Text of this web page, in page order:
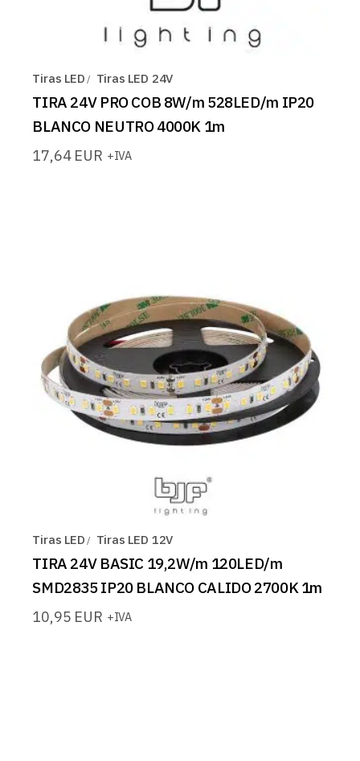
Tiras LED Tiras LED 24V
TIRA 24V PRO COB 8W/m 528LED/m IP20
BLANCO NEUTRO 4000K 1m
17,64 EUR +IVA
Tiras LED Tiras LED 12V
TIRA 24V BASIC 19,2W/m 120LED/m
SMD2835 IP20 BLANCO CALIDO 2700K 1m
10,95 EUR +IVA